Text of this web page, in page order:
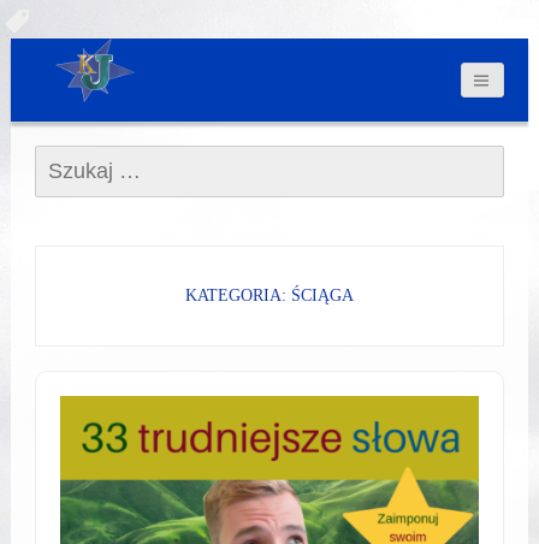
Szukaj:
KATEGORIA: ŚCIĄGA